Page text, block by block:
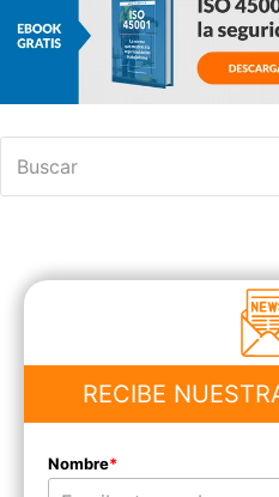
RECIBE
Nombre*